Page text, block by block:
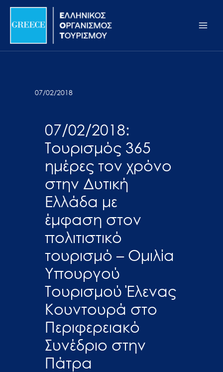
Σημείωση:
ιστότοπος
προσβασιμότητας.
Μετάβαση
περιεχόμενο
07/02/2018
07/02/2018:
Τουρισμός 365
ημέρες τον χρόνο
στην Δυτική
Ελλάδα με
έμφαση στον
πολιτιστικό
τουρισμό – Ομιλία
Υπουργού
Τουρισμού Έλενας
Κουντουρά στο
Περιφερειακό
Συνέδριο στην
Πάτρα